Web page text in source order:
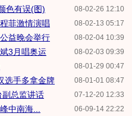
08-02-26 12:10
色有误(图)
08-02-13 05:17
菲激情演唱
08-02-04 10:39
益晚会举行
08-02-03 09:39
3月唱奥运
08-01-29 00:47
08-01-01 08:47
选手多拿金牌
07-12-20 12:33
副总监讲话
06-09-14 22:22
中南海...